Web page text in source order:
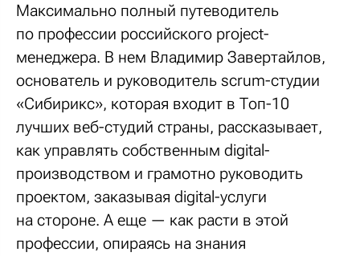
Максимально полный путеводитель
по профессии российского project-
менеджера. В нем Владимир Завертайлов,
основатель и руководитель scrum-студии
«Сибирикс», которая входит в Топ-10
лучших веб-студий страны, рассказывает,
как управлять собственным digital-
производством и грамотно руководить
проектом, заказывая digital-услуги
на стороне. А еще — как расти в этой
профессии, опираясь на знания